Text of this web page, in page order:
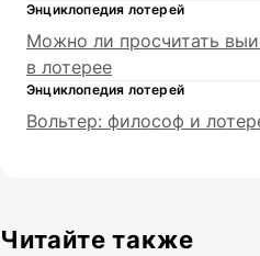
Энциклопедия лотерей
Можно ли просчитать
в лотерее
Энциклопедия лотерей
Вольтер: философ и
Читайте также